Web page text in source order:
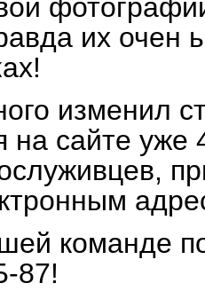
их очен
изменил
на сайте уже
команде
87!